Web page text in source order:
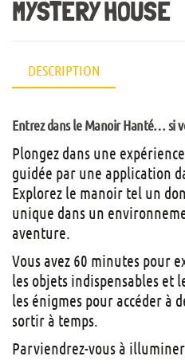
MYSTERY HOUSE
DESCRIPTION
Entrez dans le Manoir Hanté… si
Plongez dans une
guidée par une application
Explorez le manoir tel un
unique dans un
aventure.
Vous avez 60 minutes pour
les objets indispensables et
les énigmes pour accéder à
sortir à temps.
Parviendrez-vous à